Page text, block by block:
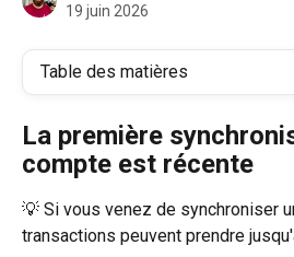
19 juin 2026
Table des matières
La première
compte est récente
💡 Si vous venez de synchroniser
transactions peuvent prendre